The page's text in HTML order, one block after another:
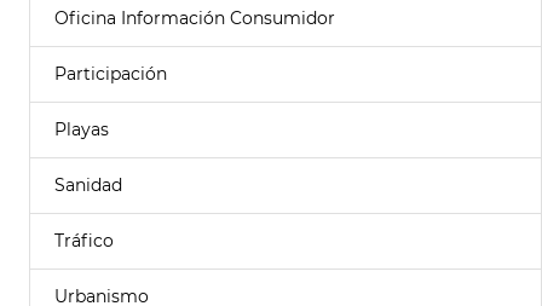
Oficina Información Consumidor
Participación
Playas
Sanidad
Tráfico
Urbanismo